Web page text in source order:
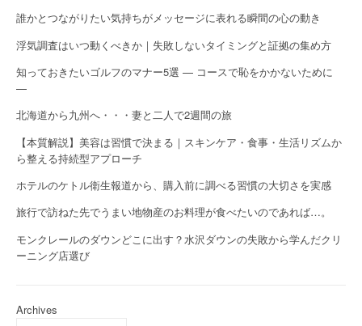
誰かとつながりたい気持ちがメッセージに表れる瞬間の心の動き
浮気調査はいつ動くべきか｜失敗しないタイミングと証拠の集め方
知っておきたいゴルフのマナー5選 — コースで恥をかかないために
—
北海道から九州へ・・・妻と二人で2週間の旅
【本質解説】美容は習慣で決まる｜スキンケア・食事・生活リズムか
ら整える持続型アプローチ
ホテルのケトル衛生報道から、購入前に調べる習慣の大切さを実感
旅行で訪ねた先でうまい地物産のお料理が食べたいのであれば…。
モンクレールのダウンどこに出す？水沢ダウンの失敗から学んだクリ
ーニング店選び
Archives